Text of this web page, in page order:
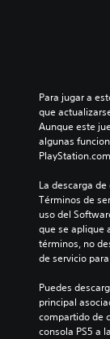
Para jugar a
que
Aunque este
algunas
La descarga
Términos de
uso del
que se aplique
términos, no
de servicio
Puedes
principal
compartido de
consola PS5 a